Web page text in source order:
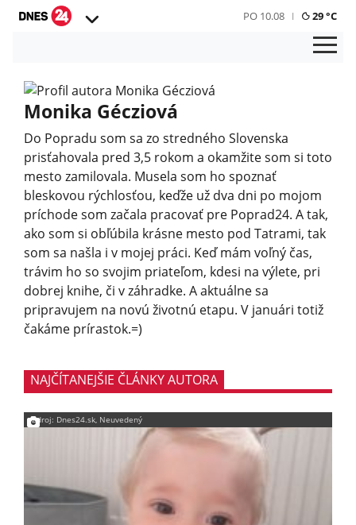
PO 10.08 29 °C
Monika Gécziová
Do Popradu som sa zo stredného Slovenska
prisťahovala pred 3,5 rokom a okamžite som si toto
mesto zamilovala. Musela som ho spoznať
bleskovou rýchlosťou, keďže už dva dni po mojom
príchode som začala pracovať pre Poprad24. A tak,
ako som si obľúbila krásne mesto pod Tatrami, tak
som sa našla i v mojej práci. Keď mám voľný čas,
trávim ho so svojim priateľom, kdesi na výlete, pri
dobrej knihe, či v záhradke. A aktuálne sa
pripravujem na novú životnú etapu. V januári totiž
čakáme prírastok.=)
NAJČÍTANEJŠIE ČLÁNKY AUTORA
Zdroj: Dnes24.sk, Neuvedený